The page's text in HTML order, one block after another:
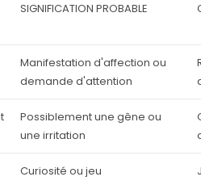
SIGNIFICATION PROBABLE
Manifestation d'affection ou
demande d'attention
Possiblement une gêne ou
une irritation
Curiosité ou jeu